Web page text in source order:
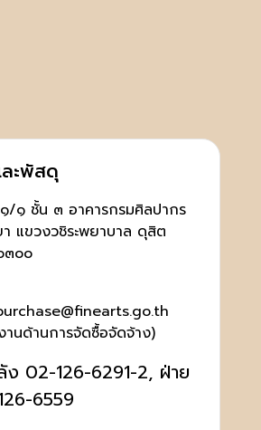
ะพัสดุ
/๑ ชั้น ๓ อาคารกรมศิลปากร
แขวงวชิระพยาบาล ดุสิต
๓๐๐
นด้านการจัดซื้อจัดจ้าง)
ง 02-126-6291-2, ฝ่าย
6559